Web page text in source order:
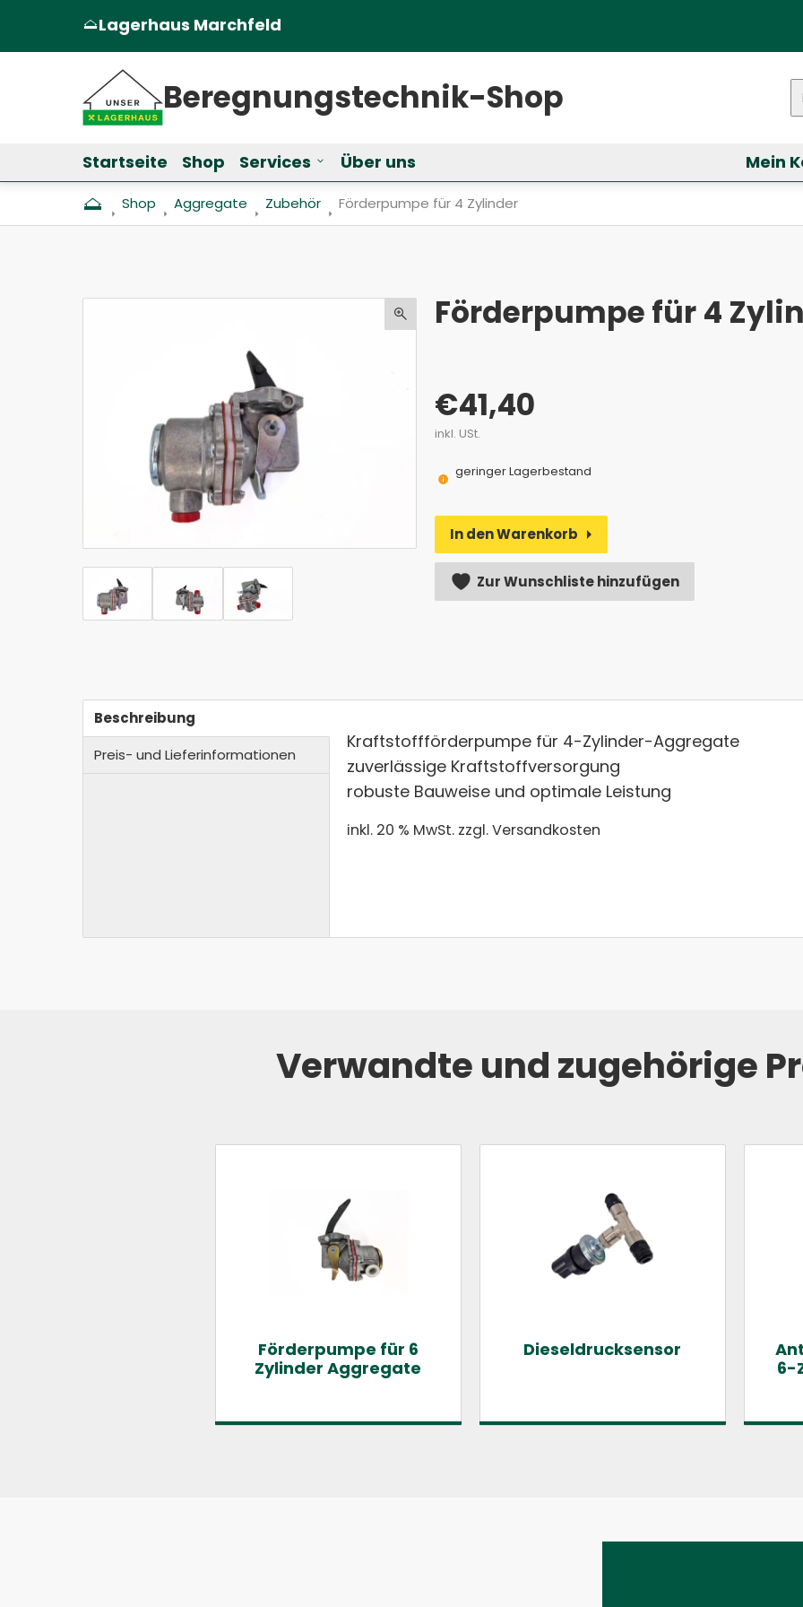
Lagerhaus Marchfeld
(Öffnet in einem neuen Tab oder Fenster)
Beregnungs­technik-Shop
Startseite Shop Services Untermenü für &bdquo;Services&ldquo; anzeigen
Über uns Mein
Shop Aggregate Zubehör Aktuell: Förderpumpe für 4 Zylinder
Förderpumpe für 4 Zylinder
Förderpumpe für 4
€41,40
inkl. USt.
geringer Lagerbestand
In den Warenkorb
Alternative:
Zur Wunschliste hinzufügen
Beschreibung
Preis- und Lieferinformationen
Kraftstoffförderpumpe für 4-Zylinder-Aggregate
zuverlässige Kraftstoffversorgung
robuste Bauweise und optimale Leistung
inkl. 20 % MwSt. zzgl. Versandkosten
Verwandte und zugehörige
Förderpumpe für 6
Zylinder Aggregate
Dieseldrucksensor
6-